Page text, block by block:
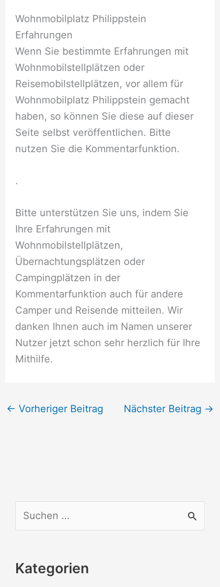
Wohnmobilplatz Philippstein
Erfahrungen
Wenn Sie bestimmte Erfahrungen mit
Wohnmobilstellplätzen oder
Reisemobilstellplätzen, vor allem für
Wohnmobilplatz Philippstein gemacht
haben, so können Sie diese auf dieser
Seite selbst veröffentlichen. Bitte
nutzen Sie die Kommentarfunktion.
.
Bitte unterstützen Sie uns, indem Sie
Ihre Erfahrungen mit
Wohnmobilstellplätzen,
Übernachtungsplätzen oder
Campingplätzen in der
Kommentarfunktion auch für andere
Camper und Reisende mitteilen. Wir
danken Ihnen auch im Namen unserer
Nutzer jetzt schon sehr herzlich für Ihre
Mithilfe.
← Vorheriger Beitrag Nächster Beitrag →
u
h
Kategorien